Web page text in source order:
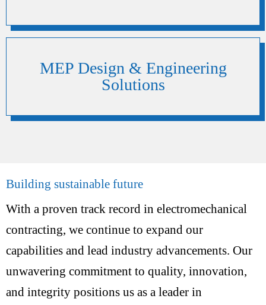
MEP Design & Engineering
Solutions
Building sustainable future
With a proven track record in electromechanical
contracting, we continue to expand our
capabilities and lead industry advancements. Our
unwavering commitment to quality, innovation,
and integrity positions us as a leader in